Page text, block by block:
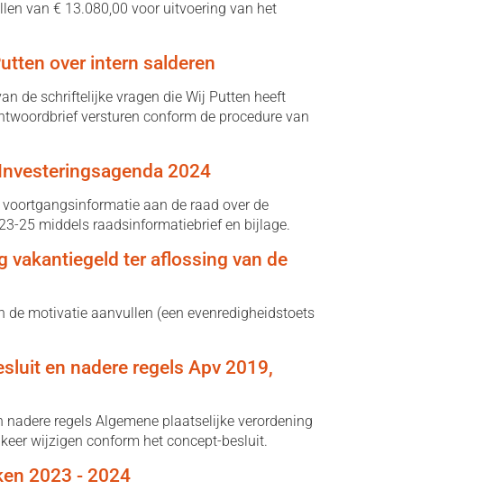
van € 13.080,00 voor uitvoering van het
over intern salderen
de schriftelijke vragen die Wij Putten heeft
versturen conform de procedure van
2024
aan de raad over de
25 middels raadsinformatiebrief en bijlage.
vakantiegeld ter aflossing van de
de motivatie aanvullen (een evenredigheidstoets
en nadere regels Apv 2019,
regels Algemene plaatselijke verordening
wijzigen conform het concept-besluit.
2023 - 2024